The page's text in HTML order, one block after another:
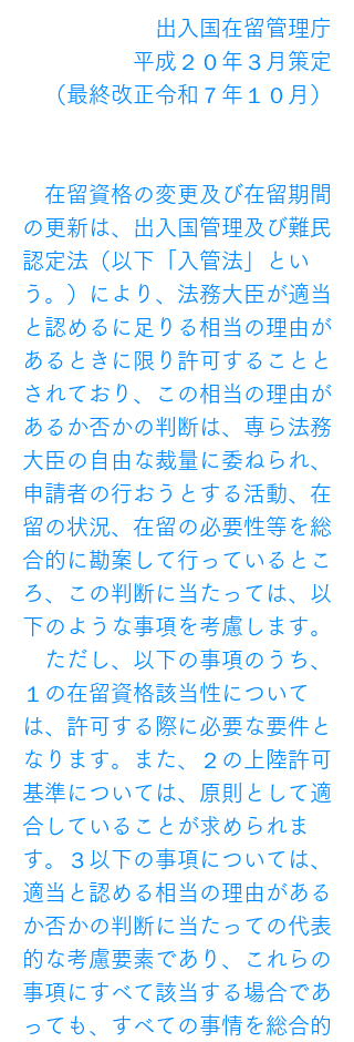
出入国在留管理庁
平成２０年３月策定
（最終改正令和７年１０月）
在留資格の変更及び在留期間
の更新は、出入国管理及び難民
認定法（以下「入管法」とい
う。）により、法務大臣が適当
と認めるに足りる相当の理由が
あるときに限り許可することと
されており、この相当の理由が
あるか否かの判断は、専ら法務
大臣の自由な裁量に委ねられ、
申請者の行おうとする活動、在
留の状況、在留の必要性等を総
合的に勘案して行っているとこ
ろ、この判断に当たっては、以
下のような事項を考慮します。
ただし、以下の事項のうち、
１の在留資格該当性について
は、許可する際に必要な要件と
なります。また、２の上陸許可
基準については、原則として適
合していることが求められま
す。３以下の事項については、
適当と認める相当の理由がある
か否かの判断に当たっての代表
的な考慮要素であり、これらの
事項にすべて該当する場合であ
っても、すべての事情を総合的